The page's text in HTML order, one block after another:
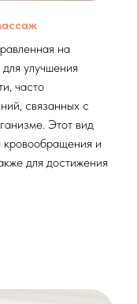
на
улучшения
часто
связанных с
Этот вид
кровообращения и
для достижения